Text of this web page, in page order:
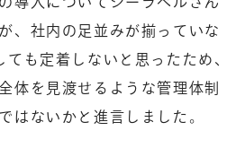
、社内の足並みが揃っていな
も定着しないと思ったため、
体を見渡せるような管理体制
はないかと進言しました。